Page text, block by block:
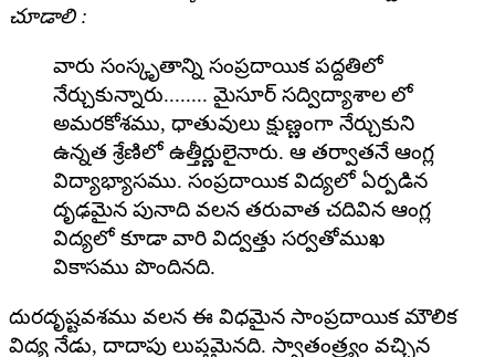
చూడాలి :
వారు సంస్కృతాన్ని సంప్రదాయిక పద్దతిలో
నేర్చుకున్నారు........ మైసూర్ సద్విద్యాశాల లో
అమరకోశము, ధాతువులు క్షుణ్ణంగా నేర్చుకుని
ఉన్నత శ్రేణిలో ఉత్తీర్ణులైనారు. ఆ తర్వాతనే ఆంగ్ల
విద్యాభ్యాసము. సంప్రదాయిక విద్యలో ఏర్పడిన
దృఢమైన పునాది వలన తరువాత చదివిన ఆంగ్ల
విద్యలో కూడా వారి విద్వత్తు సర్వతోముఖ
వికాసము పొందినది.
దురదృష్టవశము వలన ఈ విధమైన సాంప్రదాయిక మౌలిక
విద్య నేడు, దాదాపు లుప్తమైనది. స్వాతంత్ర్యం వచ్చిన